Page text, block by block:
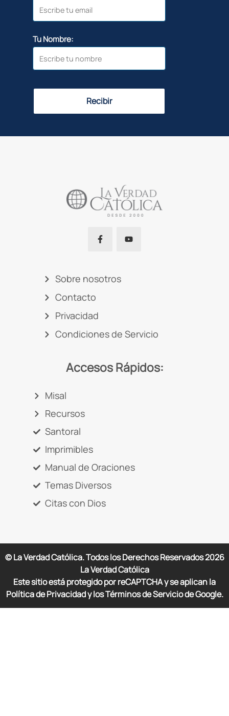
Tu Nombre:
Recibir
Sobre nosotros
Contacto
Privacidad
Condiciones de Servicio
Accesos Rápidos:
Misal
Recursos
Santoral
Imprimibles
Manual de Oraciones
Temas Diversos
Citas con Dios
© La Verdad Católica. Todos los Derechos Reservados2026
La Verdad Católica
Este sitio está protegido por reCAPTCHA y se aplican la
Política de Privacidad y los Términos de Servicio de Google.